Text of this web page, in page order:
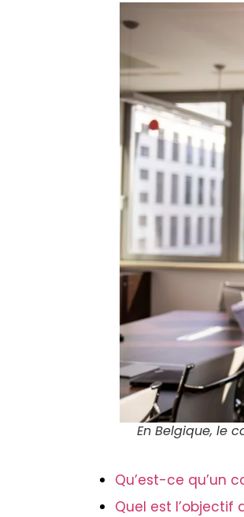
En Belgique, le
Qu’est-ce qu’un
Quel est l’objectif